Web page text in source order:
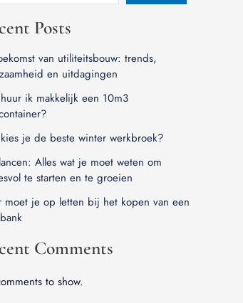
Posts
van utiliteitsbouw: trends,
en uitdagingen
ik makkelijk een 10m3
je de beste winter werkbroek?
Alles wat je moet weten om
te starten en te groeien
moet je op letten bij het kopen van een
Comments
to show.